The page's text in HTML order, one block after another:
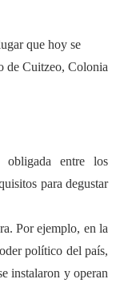
que hoy se
de Cuitzeo, Colonia
entre los
para degustar
Por ejemplo, en la
político del país,
instalaron y operan